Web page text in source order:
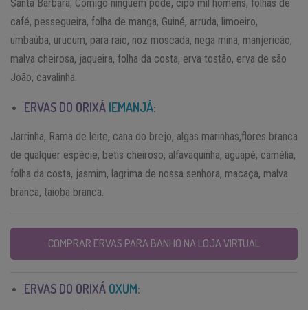
Santa Bárbara, Comigo ninguém pode, cipó mil homens, folhas de
café, pessegueira, folha de manga, Guiné, arruda, limoeiro,
umbaúba, urucum, para raio, noz moscada, nega mina, manjericão,
malva cheirosa, jaqueira, folha da costa, erva tostão, erva de são
João, cavalinha.
ERVAS DO ORIXÁ IEMANJÁ:
Jarrinha, Rama de leite, cana do brejo, algas marinhas,flores branca
de qualquer espécie, betis cheiroso, alfavaquinha, aguapé, camélia,
folha da costa, jasmim, lagrima de nossa senhora, macaça, malva
branca, taioba branca.
COMPRAR ERVAS PARA BANHO NA LOJA VIRTUAL
ERVAS DO ORIXÁ OXUM: